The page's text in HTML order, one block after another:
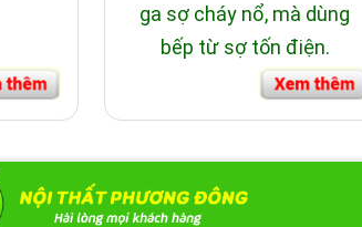
ga sợ cháy nổ, mà dùng
bếp từ sợ tốn điện.